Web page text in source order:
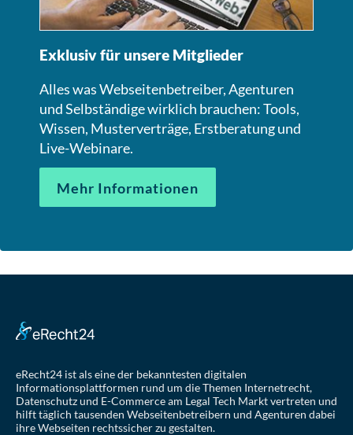
Exklusiv für unsere Mitglieder
Alles was Webseitenbetreiber, Agenturen
und Selbständige wirklich brauchen: Tools,
Wissen, Musterverträge, Erstberatung und
Live-Webinare.
Mehr Informationen
eRecht24 ist als eine der bekanntesten digitalen
Informationsplattformen rund um die Themen Internetrecht,
Datenschutz und E-Commerce am Legal Tech Markt vertreten und
hilft täglich tausenden Webseitenbetreibern und Agenturen dabei
ihre Webseiten rechtssicher zu gestalten.